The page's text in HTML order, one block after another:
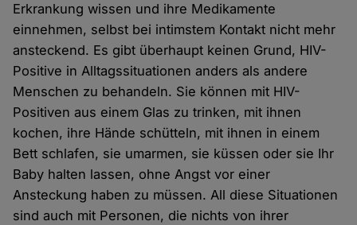
Erkrankung wissen und ihre Medikamente
einnehmen, selbst bei intimstem Kontakt nicht mehr
ansteckend. Es gibt überhaupt keinen Grund, HIV-
Positive in Alltagssituationen anders als andere
Menschen zu behandeln. Sie können mit HIV-
Positiven aus einem Glas zu trinken, mit ihnen
kochen, ihre Hände schütteln, mit ihnen in einem
Bett schlafen, sie umarmen, sie küssen oder sie Ihr
Baby halten lassen, ohne Angst vor einer
Ansteckung haben zu müssen. All diese Situationen
sind auch mit Personen, die nichts von ihrer